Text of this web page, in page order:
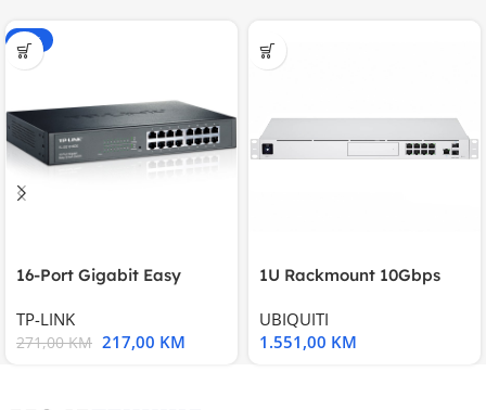
-20%
16-Port Gigabit Easy
TP-LINK
271,00KM 217,00 KM
1U Rackmount 10Gbps
UBIQUITI
1.551,00 KM